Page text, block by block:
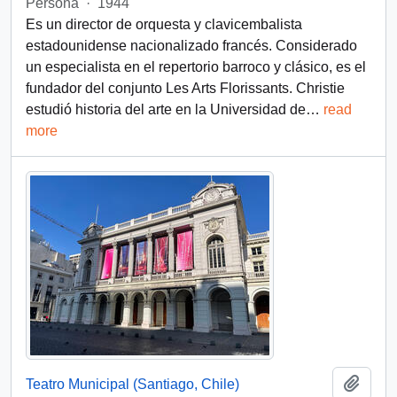
Persona
· 1944
Es un director de orquesta y clavicembalista
estadounidense nacionalizado francés. Considerado
un especialista en el repertorio barroco y clásico, es el
fundador del conjunto Les Arts Florissants. Christie
estudió historia del arte en la Universidad de… read
more
Teatro Municipal (Santiago, Chile)